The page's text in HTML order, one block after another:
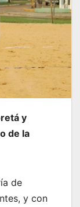
y
de la
de
y con